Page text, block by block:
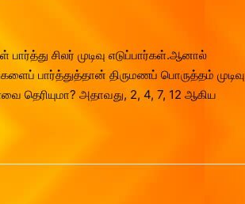
சிலர் முடிவு எடுப்பார்கள்.ஆனால்
பார்த்துத்தான் திருமணப் பொருத்தம் முடிவு
தெரியுமா? அதாவது, 2, 4, 7, 12 ஆகிய